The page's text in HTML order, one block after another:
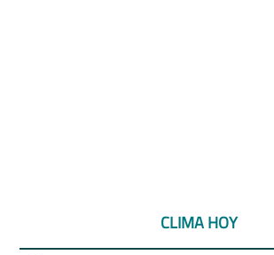
CLIMA HOY